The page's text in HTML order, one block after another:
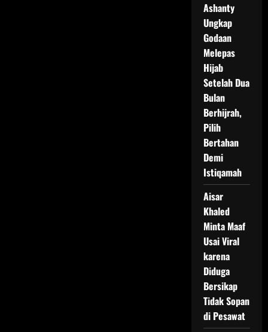
Ashanty
Ungkap
Godaan
Melepas
Hijab
Setelah Dua
Bulan
Berhijrah,
Pilih
Bertahan
Demi
Istiqamah
Aisar
Khaled
Minta Maaf
Usai Viral
karena
Diduga
Bersikap
Tidak Sopan
di Pesawat